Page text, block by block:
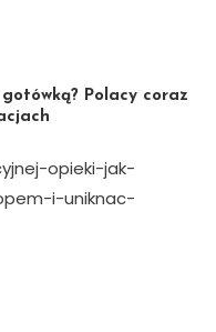
Polacy coraz